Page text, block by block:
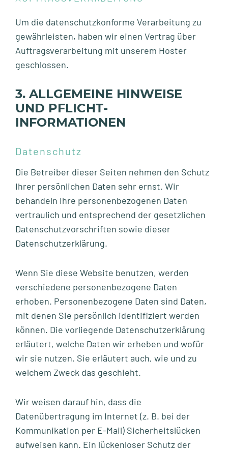
Um die datenschutzkonforme Verarbeitung zu
gewährleisten, haben wir einen Vertrag über
Auftragsverarbeitung mit unserem Hoster
geschlossen.
3. ALLGEMEINE HINWEISE
UND PFLICHT­
INFORMATIONEN
Datenschutz
Die Betreiber dieser Seiten nehmen den Schutz
Ihrer persönlichen Daten sehr ernst. Wir
behandeln Ihre personenbezogenen Daten
vertraulich und entsprechend der gesetzlichen
Datenschutzvorschriften sowie dieser
Datenschutzerklärung.
Wenn Sie diese Website benutzen, werden
verschiedene personenbezogene Daten
erhoben. Personenbezogene Daten sind Daten,
mit denen Sie persönlich identifiziert werden
können. Die vorliegende Datenschutzerklärung
erläutert, welche Daten wir erheben und wofür
wir sie nutzen. Sie erläutert auch, wie und zu
welchem Zweck das geschieht.
Wir weisen darauf hin, dass die
Datenübertragung im Internet (z. B. bei der
Kommunikation per E-Mail) Sicherheitslücken
aufweisen kann. Ein lückenloser Schutz der